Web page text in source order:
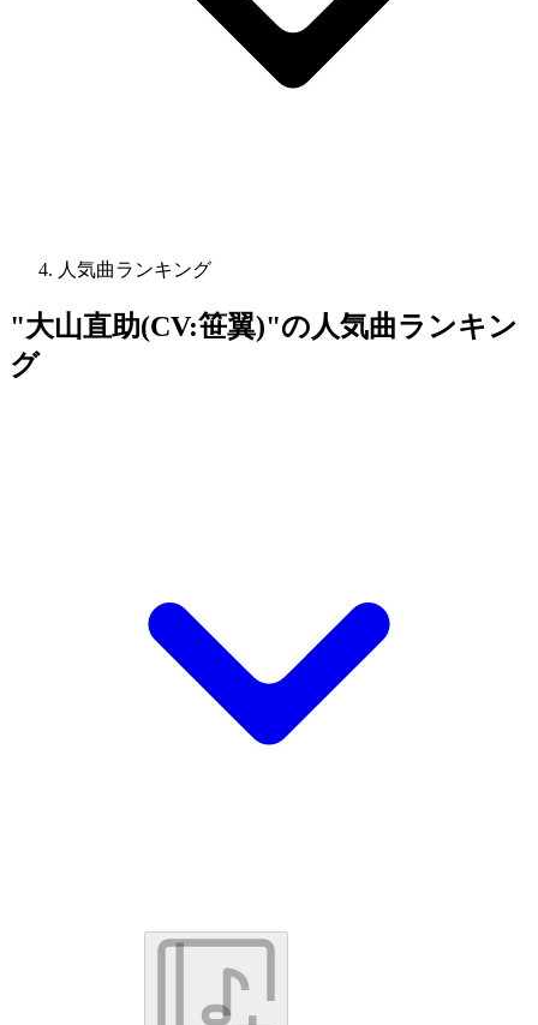
人気曲ランキング
"大山直助(CV:笹翼)"の人気曲ランキン
グ